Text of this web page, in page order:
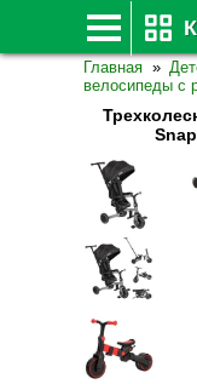
Главная »
велосипеды с